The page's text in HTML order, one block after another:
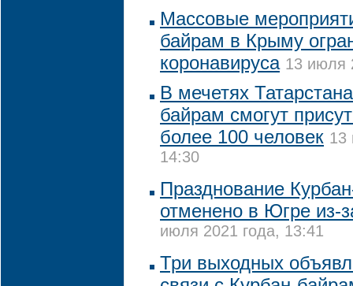
Массовые
байрам в Крыму
коронавируса 13 июля
В мечетях
байрам смогут
более 100 человек 13
14:30
Празднование
отменено в Югре из-
июля 2021 года, 13:41
Три выходных